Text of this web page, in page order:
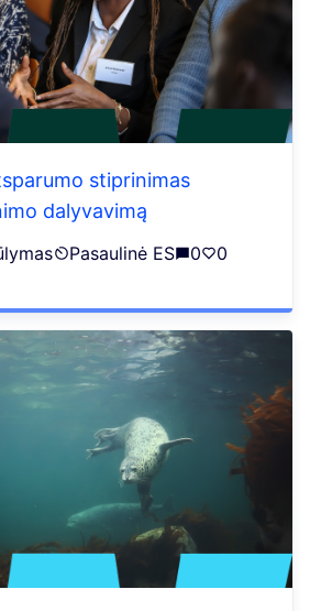
stiprinimas
dalyvavimą
Pasaulinė ES 0 0